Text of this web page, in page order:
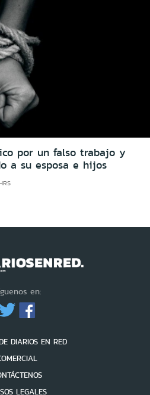
por un falso trabajo y
a su esposa e hijos
en:
DIARIOS EN RED
LEGALES